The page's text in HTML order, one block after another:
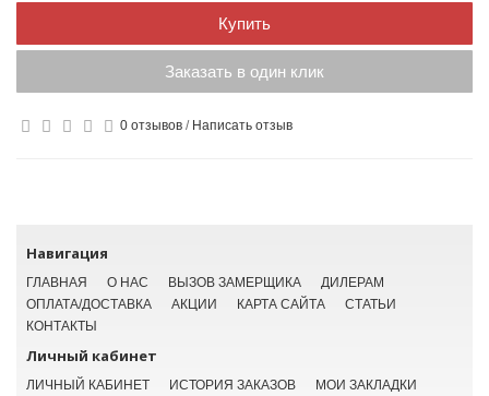
Купить
Заказать в один клик
0 отзывов / Написать отзыв
Навигация
ГЛАВНАЯ О НАС ВЫЗОВ ЗАМЕРЩИКА
ДИЛЕРАМ
ОПЛАТА/ДОСТАВКА
АКЦИИ КАРТА САЙТА
СТАТЬИ
КОНТАКТЫ
Личный кабинет
ЛИЧНЫЙ КАБИНЕТ ИСТОРИЯ ЗАКАЗОВ МОИ ЗАКЛАДКИ